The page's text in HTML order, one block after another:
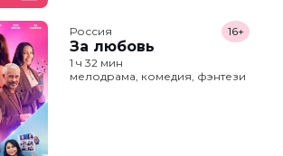
Россия
За любовь
16+
1 ч 32 мин
мелодрама, комедия, фэнтези